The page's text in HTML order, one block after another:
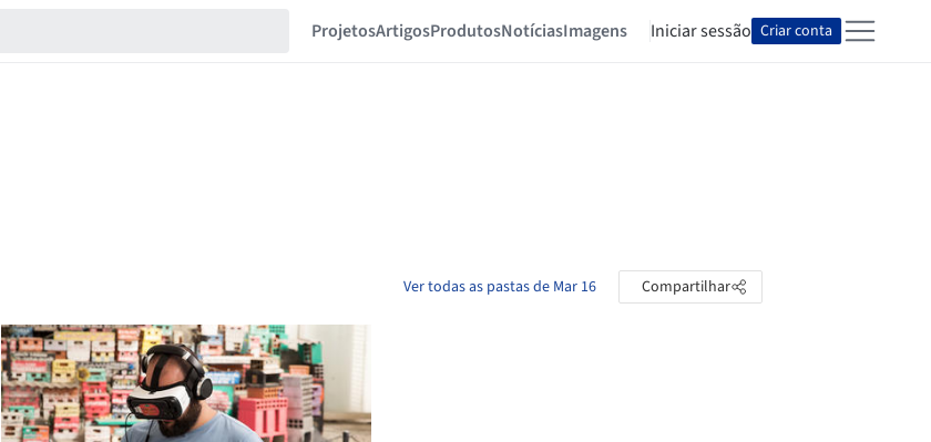
ProjetosArtigosProdutosNotíciasImagens Iniciar sessão Criar conta
Ver todas as pastas de Mar 16 Compartilhar